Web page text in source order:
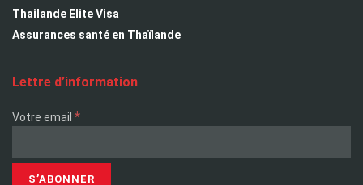
Thailande Elite Visa
Assurances santé en Thaïlande
Lettre d’information
Votre email *